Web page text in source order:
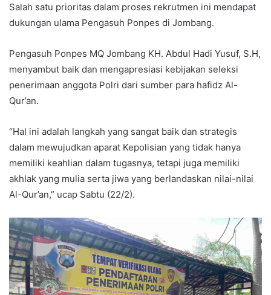
Salah satu prioritas dalam proses rekrutmen ini mendapat
dukungan ulama Pengasuh Ponpes di Jombang.
Pengasuh Ponpes MQ Jombang KH. Abdul Hadi Yusuf, S.H,
menyambut baik dan mengapresiasi kebijakan seleksi
penerimaan anggota Polri dari sumber para hafidz Al-
Qur’an.
“Hal ini adalah langkah yang sangat baik dan strategis
dalam mewujudkan aparat Kepolisian yang tidak hanya
memiliki keahlian dalam tugasnya, tetapi juga memiliki
akhlak yang mulia serta jiwa yang berlandaskan nilai-nilai
Al-Qur’an,” ucap Sabtu (22/2).